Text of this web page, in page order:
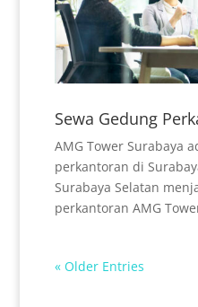
Sewa Gedung
AMG Tower Surabaya
perkantoran di
Surabaya Selatan
perkantoran AMG
« Older Entries